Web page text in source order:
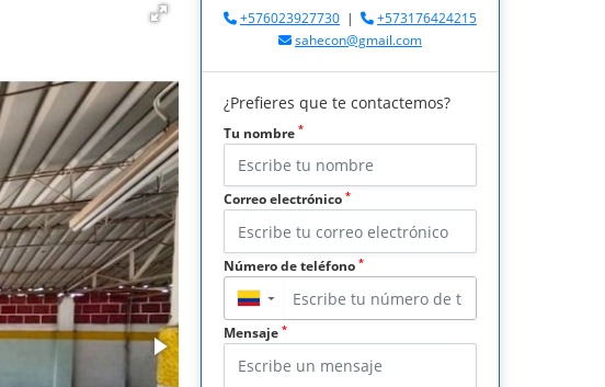
+576023927730 |
+573176424215
sahecon@gmail.com
¿Prefieres que te contactemos?
Tu nombre *
Correo electrónico *
Número de teléfono *
▼
Mensaje *